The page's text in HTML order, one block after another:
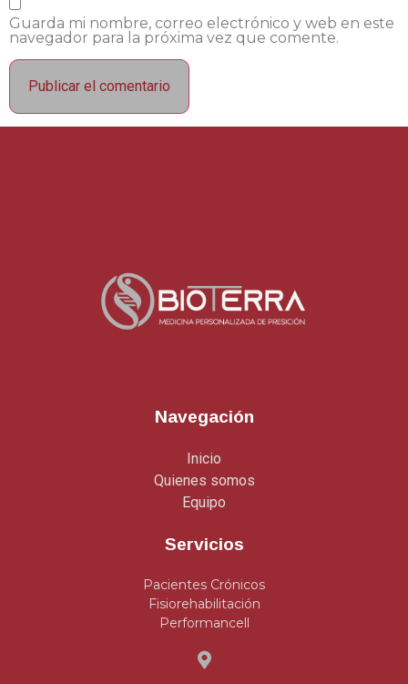
Guarda mi nombre, correo electrónico y web en este
navegador para la próxima vez que comente.
Navegación
Inicio
Quienes somos
Equipo
Servicios
Pacientes Crónicos
Fisiorehabilitación
Performancell